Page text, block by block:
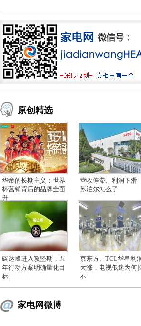
原创精选
华帝的长期主义：世界
杯营销背后的品牌全面
升
营收停滞、利润下滑
苏泊尔怎么了
碳达峰进入攻坚期，五
年行动方案明确量化目
标
京东方、TCL华星利
大涨，电视低迷为何
不
家电网微博